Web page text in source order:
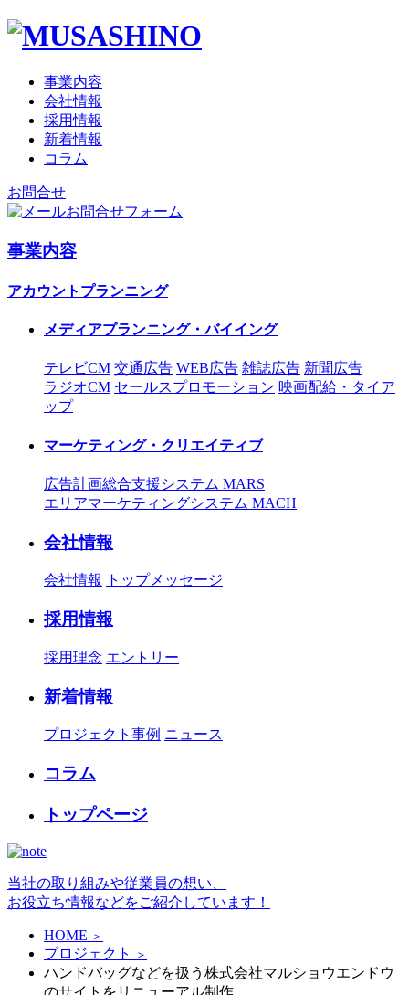
事業内容
会社情報
採用情報
新着情報
コラム
お問合せ
お問合せフォーム
事業内容
アカウントプランニング
メディアプランニング・バイイング
テレビCM 交通広告 WEB広告 雑誌広告 新聞広告
ラジオCM セールスプロモーション 映画配給・タイア
ップ
マーケティング・クリエイティブ
広告計画総合支援システム MARS
エリアマーケティングシステム MACH
会社情報
会社情報 トップメッセージ
採用情報
採用理念 エントリー
新着情報
プロジェクト事例 ニュース
コラム
トップページ
当社の取り組みや従業員の想い、
お役立ち情報などをご紹介しています！
HOME ＞
プロジェクト ＞
ハンドバッグなどを扱う株式会社マルショウエンドウ